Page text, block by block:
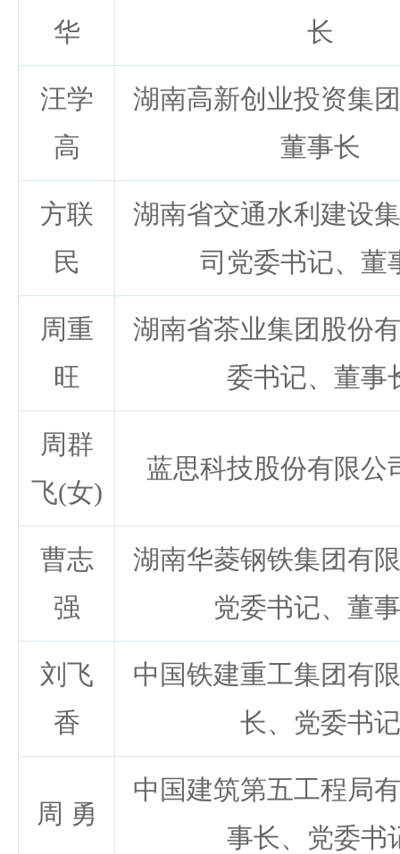
华
长
汪学
高
湖南高新创业投资集
董事长
方联
民
湖南省交通水利建设
司党委书记、董
周重
旺
湖南省茶业集团股份
委书记、董事
周群
飞(女)
蓝思科技股份有限公
曹志
强
湖南华菱钢铁集团有
党委书记、董
刘飞
香
中国铁建重工集团有
长、党委书记
周 勇
中国建筑第五工程局
事长、党委书